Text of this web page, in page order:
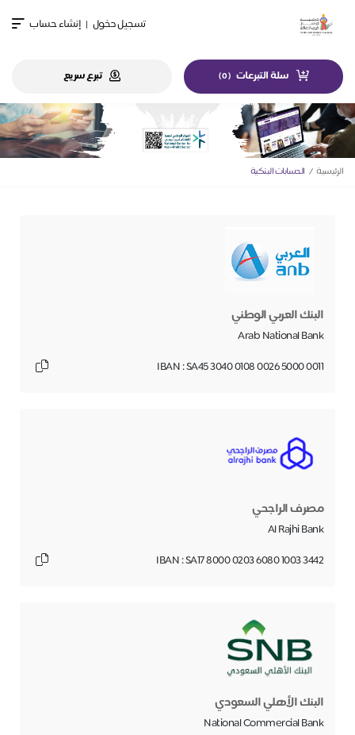
تسجيل دخول | إنشاء حساب
سلة التبرعات (
0
) تبرع سريع
الرئيسية الحسابات البنكية
البنك العربي الوطني
Arab National Bank
IBAN : SA45 3040 0108 0026 5000 0011
مصرف الراجحي
Al Rajhi Bank
IBAN : SA17 8000 0203 6080 1003 3442
البنك الأهلي السعودي
National Commercial Bank